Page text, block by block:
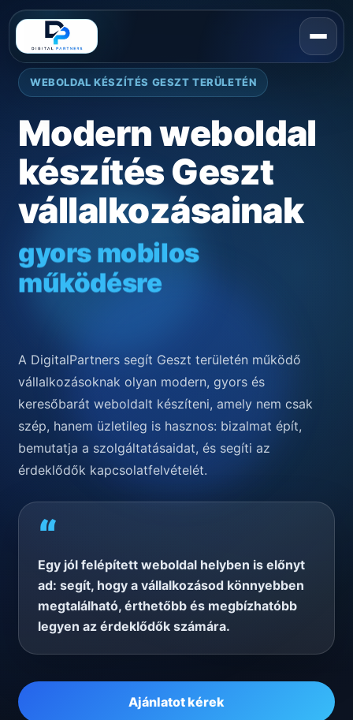
WEBOLDAL KÉSZÍTÉS GESZT TERÜLETÉN
Modern weboldal
készítés Geszt
vállalkozásainak
gyors mobilos
működésre
A DigitalPartners segít Geszt területén működő
vállalkozásoknak olyan modern, gyors és
keresőbarát weboldalt készíteni, amely nem csak
szép, hanem üzletileg is hasznos: bizalmat épít,
bemutatja a szolgáltatásaidat, és segíti az
érdeklődők kapcsolatfelvételét.
“
Egy jól felépített weboldal helyben is előnyt
ad: segít, hogy a vállalkozásod könnyebben
megtalálható, érthetőbb és megbízhatóbb
legyen az érdeklődők számára.
Ajánlatot kérek